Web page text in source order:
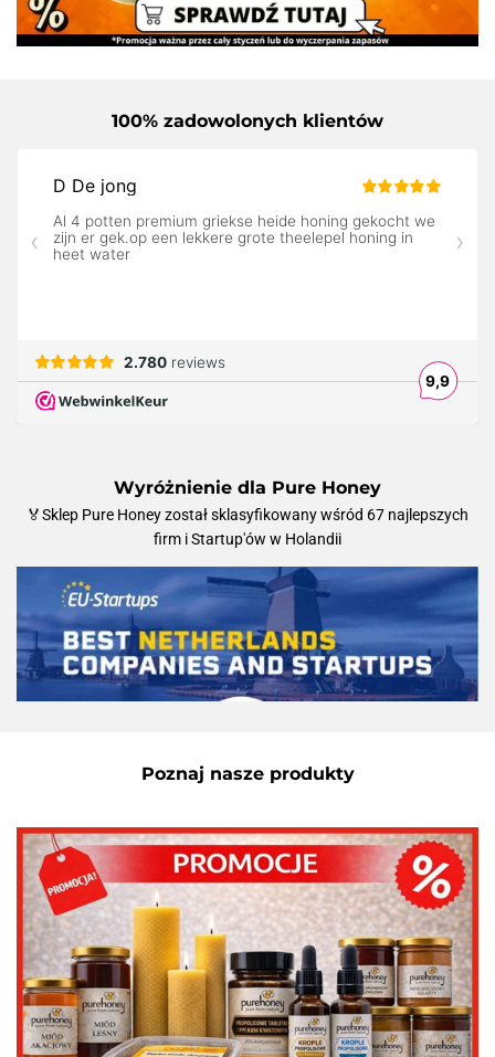
100% zadowolonych klientów
Wyróżnienie dla Pure Honey
🏅Sklep Pure Honey został sklasyfikowany wśród 67 najlepszych
firm i Startup'ów w Holandii
Poznaj nasze produkty